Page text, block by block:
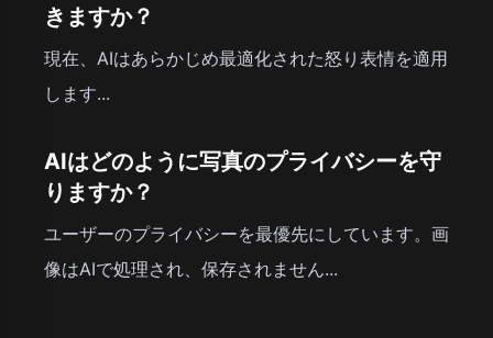
きますか？
現在、AIはあらかじめ最適化された怒り表情を適用
します...
AIはどのように写真のプライバシーを守
りますか？
ユーザーのプライバシーを最優先にしています。画
像はAIで処理され、保存されません...